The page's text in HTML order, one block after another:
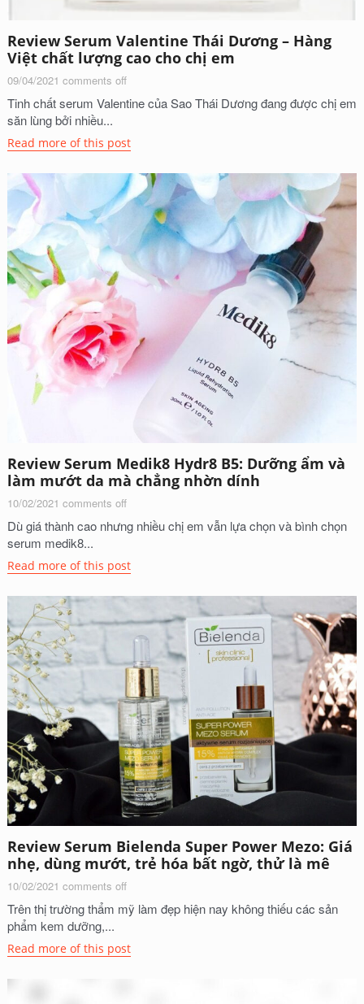
Review Serum Valentine Thái Dương – Hàng
Việt chất lượng cao cho chị em
09/04/2021 comments off
Tinh chất serum Valentine của Sao Thái Dương đang được chị em
săn lùng bởi nhiều...
Read more of this post
Review Serum Medik8 Hydr8 B5: Dưỡng ẩm và
làm mướt da mà chẳng nhờn dính
10/02/2021 comments off
Dù giá thành cao nhưng nhiều chị em vẫn lựa chọn và bình chọn
serum medik8...
Read more of this post
Review Serum Bielenda Super Power Mezo: Giá
nhẹ, dùng mướt, trẻ hóa bất ngờ, thử là mê
10/02/2021 comments off
Trên thị trường thẩm mỹ làm đẹp hiện nay không thiếu các sản
phẩm kem dưỡng,...
Read more of this post